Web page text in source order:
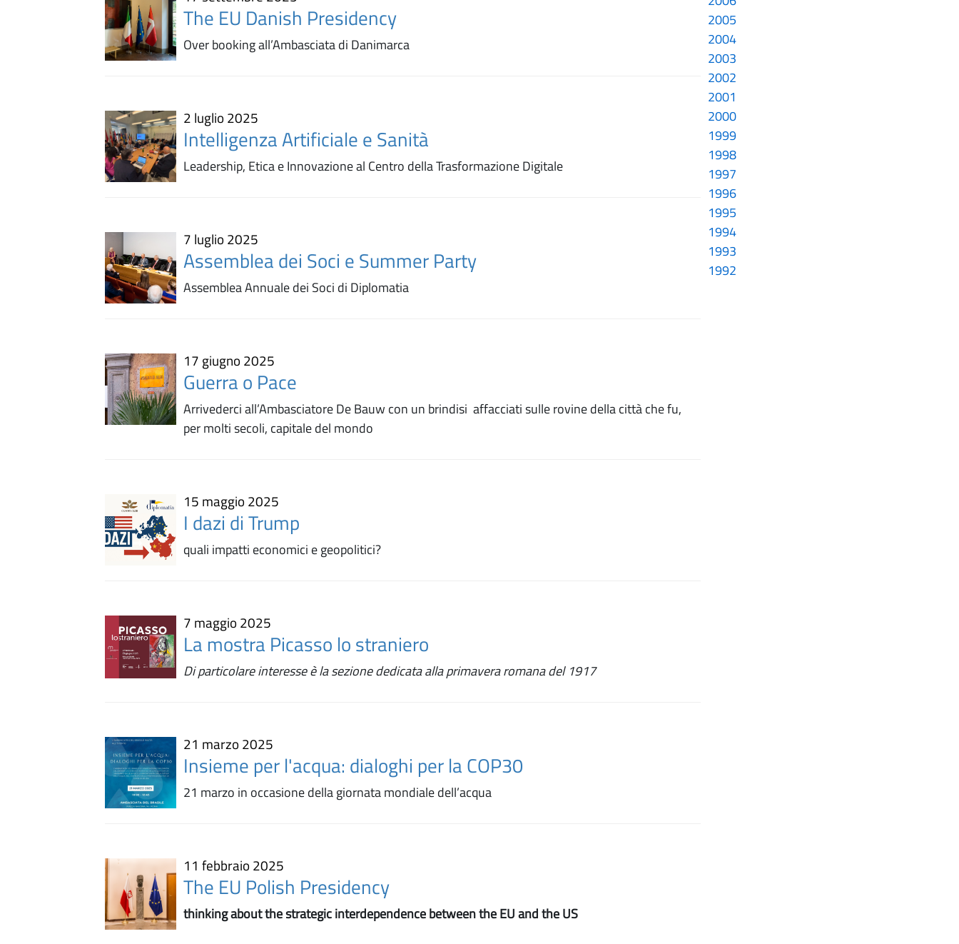
The EU Danish Presidency
Over booking all’Ambasciata di Danimarca
2 luglio 2025
Intelligenza Artificiale e Sanità
Leadership, Etica e Innovazione al Centro della Trasformazione Digitale
7 luglio 2025
Assemblea dei Soci e Summer Party
Assemblea Annuale dei Soci di Diplomatia
17 giugno 2025
Guerra o Pace
Arrivederci all’Ambasciatore De Bauw con un brindisi affacciati sulle rovine della città che fu,
per molti secoli, capitale del mondo
15 maggio 2025
I dazi di Trump
quali impatti economici e geopolitici?
7 maggio 2025
La mostra Picasso lo straniero
Di particolare interesse è la sezione dedicata alla primavera romana del 1917
21 marzo 2025
Insieme per l'acqua: dialoghi per la COP30
21 marzo in occasione della giornata mondiale dell’acqua
11 febbraio 2025
The EU Polish Presidency
thinking about the strategic interdependence between the EU and the US
2005
2004
2003
2002
2001
2000
1999
1998
1997
1996
1995
1994
1993
1992